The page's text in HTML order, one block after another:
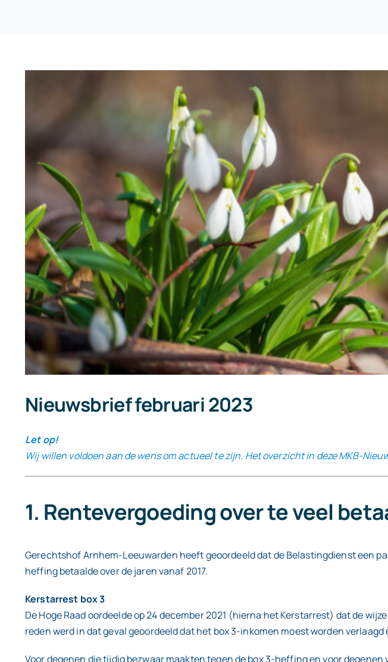
Nieuwsbrief februari 2023
Let op!
Wij willen voldoen aan de wens om actueel te zijn. Het overzicht in deze MKB-
1. Rentevergoeding over te veel
Gerechtshof Arnhem-Leeuwarden heeft geoordeeld dat de Belastingdienst een
heffing betaalde over de jaren vanaf 2017.
Kerstarrest box 3
De Hoge Raad oordeelde op 24 december 2021 (hierna het Kerstarrest) dat de
reden werd in dat geval geoordeeld dat het box 3-inkomen moest worden
Voor degenen die tijdig bezwaar maakten tegen de box 3-heffing en voor